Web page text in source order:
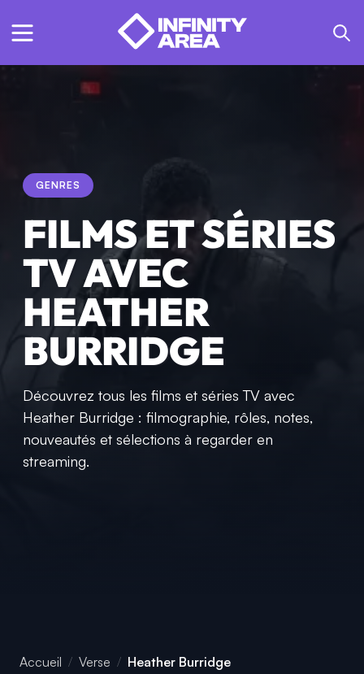
GENRES
FILMS ET SÉRIES
TV AVEC
HEATHER
BURRIDGE
Découvrez tous les films et séries TV avec
Heather Burridge : filmographie, rôles, notes,
nouveautés et sélections à regarder en
streaming.
Accueil Verse Heather Burridge